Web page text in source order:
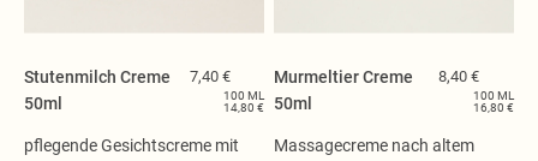
Stutenmilch Creme
50ml
7,40 €
100 ML
14,80 €
pflegende Gesichtscreme mit
Murmeltier Creme
50ml
8,40 €
100 ML
16,80 €
Massagecreme nach altem